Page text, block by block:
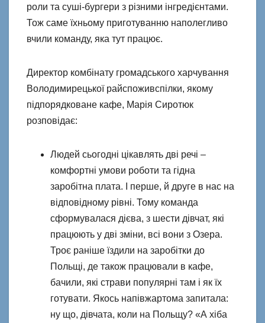
роли та суші-бургери з різними інгредієнтами.
Тож саме їхньому приготуванню наполегливо
вчили команду, яка тут працює.
Директор комбінату громадського харчування
Володимирецької райспоживспілки, якому
підпорядковане кафе, Марія Сиротюк
розповідає:
Людей сьогодні цікавлять дві речі –
комфортні умови роботи та гідна
заробітна плата. І перше, й друге в нас на
відповідному рівні. Тому команда
сформувалася дієва, з шести дівчат, які
працюють у дві зміни, всі вони з Озера.
Троє раніше їздили на заробітки до
Польщі, де також працювали в кафе,
бачили, які страви популярні там і як їх
готувати. Якось напівжартома запитала:
ну що, дівчата, коли на Польщу? «А хіба